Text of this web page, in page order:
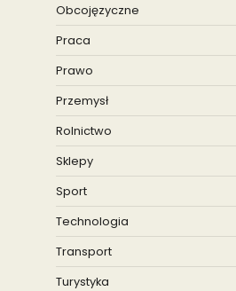
Obcojęzyczne
Praca
Prawo
Przemysł
Rolnictwo
Sklepy
Sport
Technologia
Transport
Turystyka